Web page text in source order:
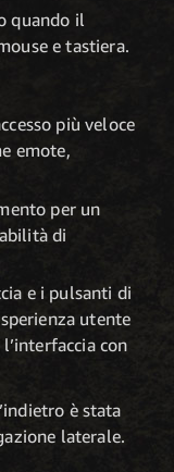
quando il
e tastiera.
più veloce
emote,
per un
di
e i pulsanti di
utente
con
è stata
laterale.